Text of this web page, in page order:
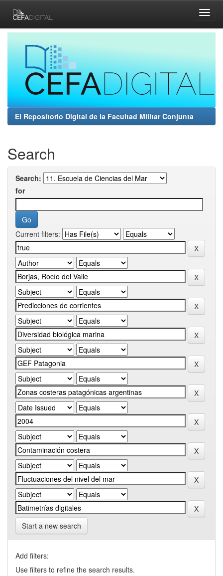
navigation
El Repositorio Digital de la Facultad Militar Conjunta
Search
Search:
for
Current filters:
Start a new search
Add filters:
Use filters to refine the search results.